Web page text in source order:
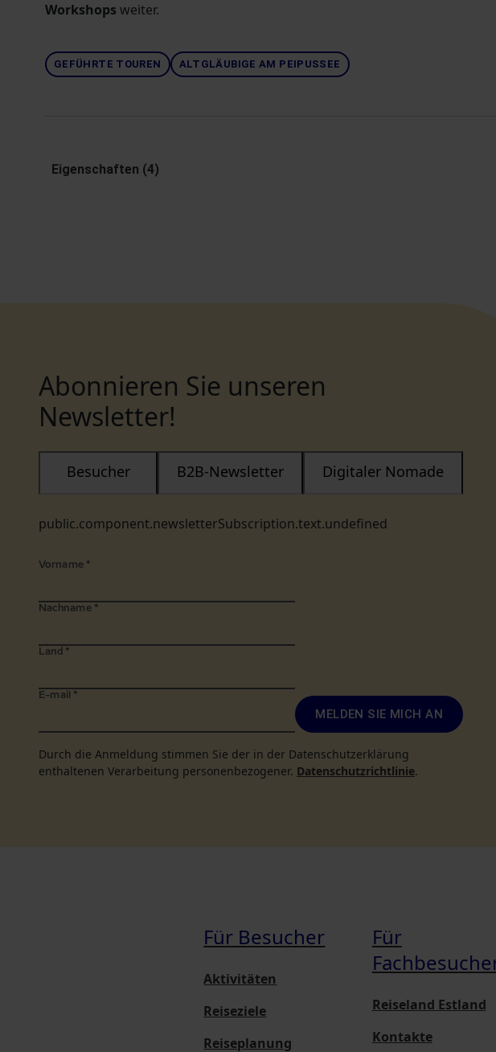
Workshops weiter.
GEFÜHRTE TOUREN ALTGLÄUBIGE AM PEIPUSSEE
Eigenschaften (4)
Abonnieren Sie unseren
Newsletter!
public.component.newsletterSubscription.text.undefined
Besucher B2B-Newsletter Digitaler Nomade
Vorname *
Nachname *
Land *
E-mail *
MELDEN SIE MICH AN
Durch die Anmeldung stimmen Sie der in der Datenschutzerklärung
enthaltenen Verarbeitung personenbezogener. Datenschutzrichtlinie.
Für Besucher
Aktivitäten
Reiseziele
Reiseplanung
Für
Reiseland Estland
Kontakte